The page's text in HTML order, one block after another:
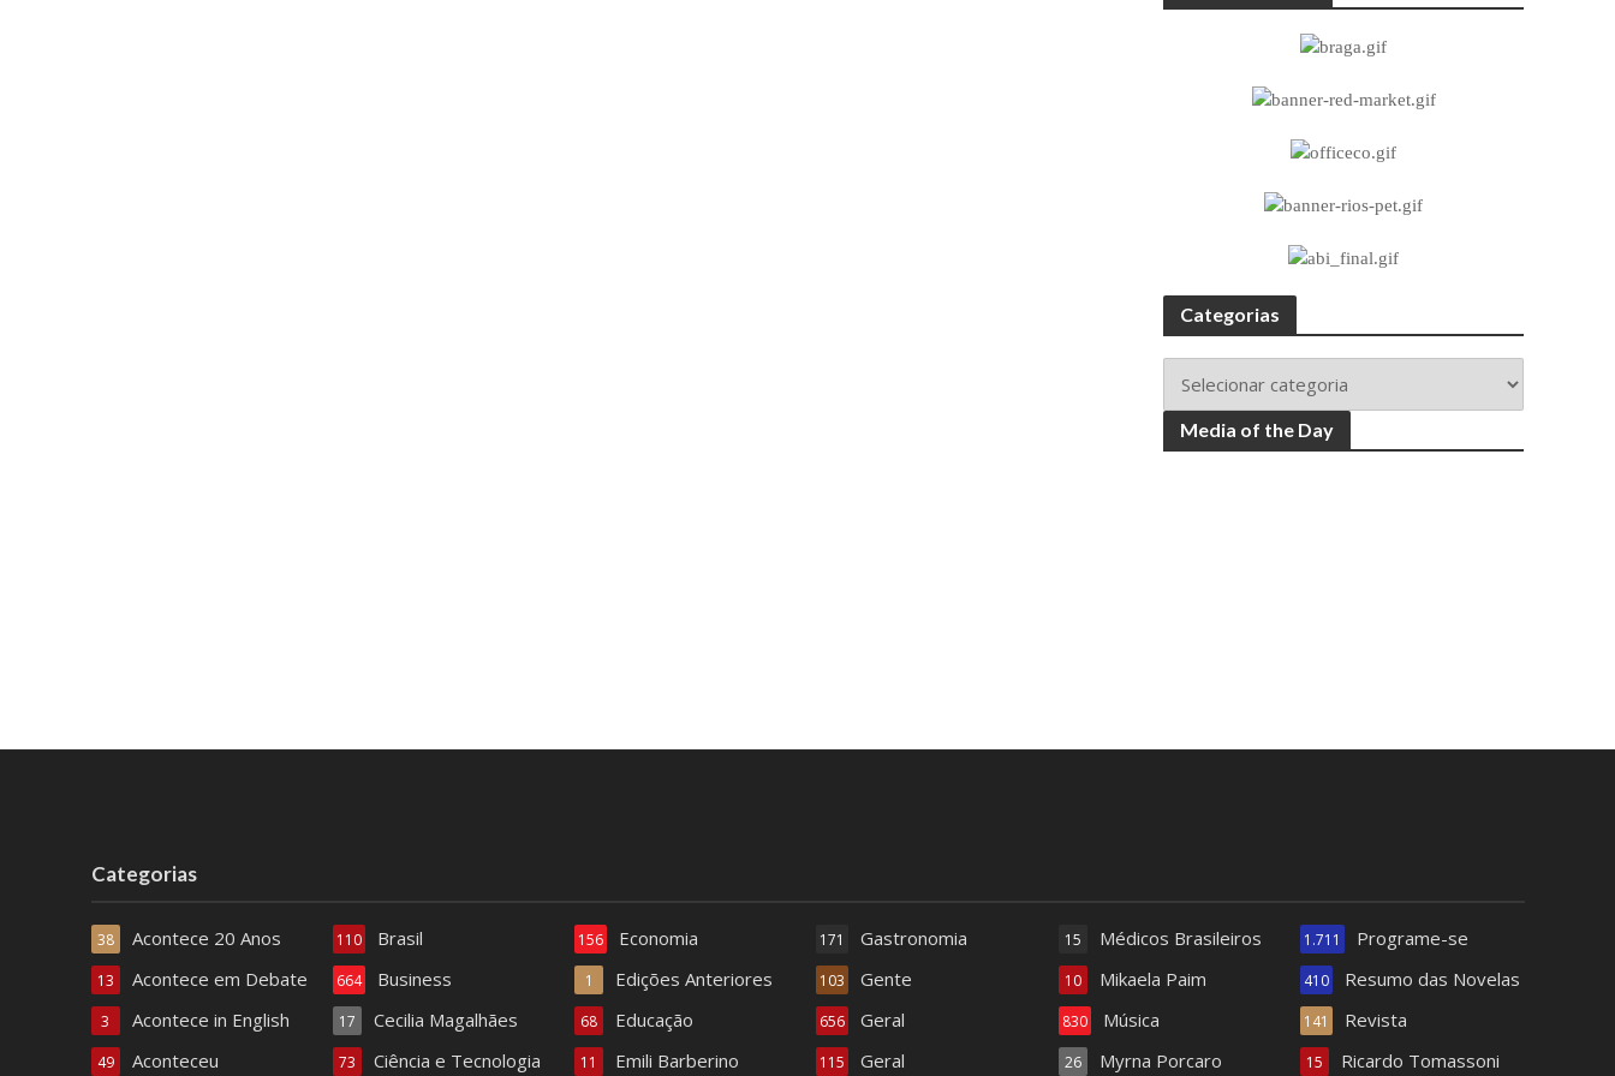
Categorias
Media of the Day
Categorias
Acontece 20 Anos
38
Acontece em Debate
13
Acontece in English
3
Aconteceu
49
Brasil
110
Business
664
Cecilia Magalhães
17
Ciência e Tecnologia
73
Economia
156
Edições Anteriores
1
Educação
68
Emili Barberino
11
Gastronomia
171
Gente
103
Geral
656
Geral
115
Médicos Brasileiros
15
Mikaela Paim
10
Música
830
Myrna Porcaro
26
Programe-se
1.711
Resumo das Novelas
410
Revista
141
Ricardo Tomassoni
15